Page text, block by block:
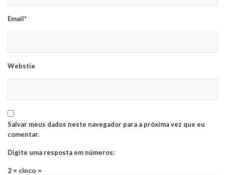
Email*
Webstie
Salvar meus dados neste navegador para a próxima vez que eu
comentar.
Digite uma resposta em números:
2 × cinco =